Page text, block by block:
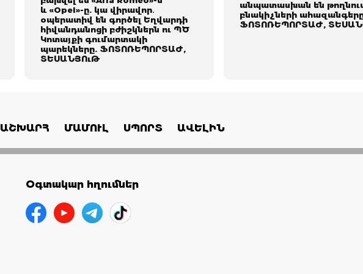
և «Opel»-ը. կա վիրավոր․
օպերատիվ են գործել Եղվարդի
հիվանդանոցի բժիշկներն ու ՊԾ
Կոտայքի գումարտակի
պարեկները. ՖՈՏՈՌԵՊՈՐՏԱԺ,
ՏԵՍԱՆՅՈւԹ
անպատասխան են
բնակիչների
ՖՈՏՈՌԵՊՈՐՏԱԺ,
ԱՇԽԱՐՀ ՄԱՄՈՒԼ ՍՊՈՐՏ ԱՎԵԼԻՆ
Օգտակար հղումներ